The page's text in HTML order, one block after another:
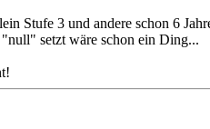
Stufe 3 und andere schon 6
setzt wäre schon ein Ding...